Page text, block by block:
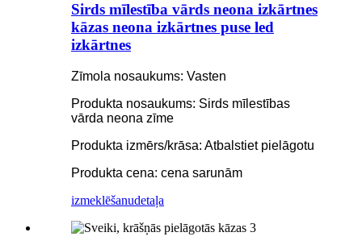
Sirds mīlestība vārds neona izkārtnes
kāzas neona izkārtnes puse led
izkārtnes
Zīmola nosaukums: Vasten
Produkta nosaukums: Sirds mīlestības
vārda neona zīme
Produkta izmērs/krāsa: Atbalstiet pielāgotu
Produkta cena: cena sarunām
izmeklēšanudetaļa